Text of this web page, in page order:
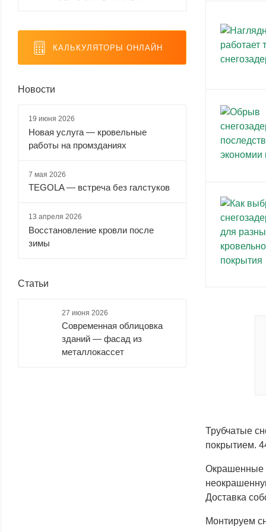
Трубчатые
покрытием.
Окрашенные
Доставка
Монтируем
RR 32
(36)
КАЛЬКУЛЯТОРЫ ОНЛАЙН
Новости
19 июня 2026
Новая услуга — кровельные
работы на промзданиях
7 мая 2026
TEGOLA — встреча без галстуков
13 апреля 2026
Восстановление кровли после
зимы
Статьи
27 июня 2026
Современная облицовка
зданий — фасад из
металлокассет